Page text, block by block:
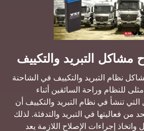
التبريد والتكييف
نظام التبريد والتكييف في الشاحنة
للنظام وراحة السائقين أثناء
التي تنشأ في نظام التبريد والتكييف أن
من فعاليتها في التبريد والتدفئة. لذلك
إجراءات الإصلاح اللازمة يعد